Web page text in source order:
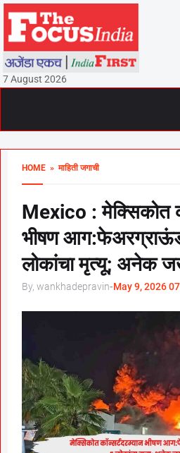
7 August 2026
HOME » माहिती जगाची
Mexico : मेक्सिकोत
भीषण
लोकांचा मृत्यू; अनेक
By, wankhadepravin-May 9, 2026